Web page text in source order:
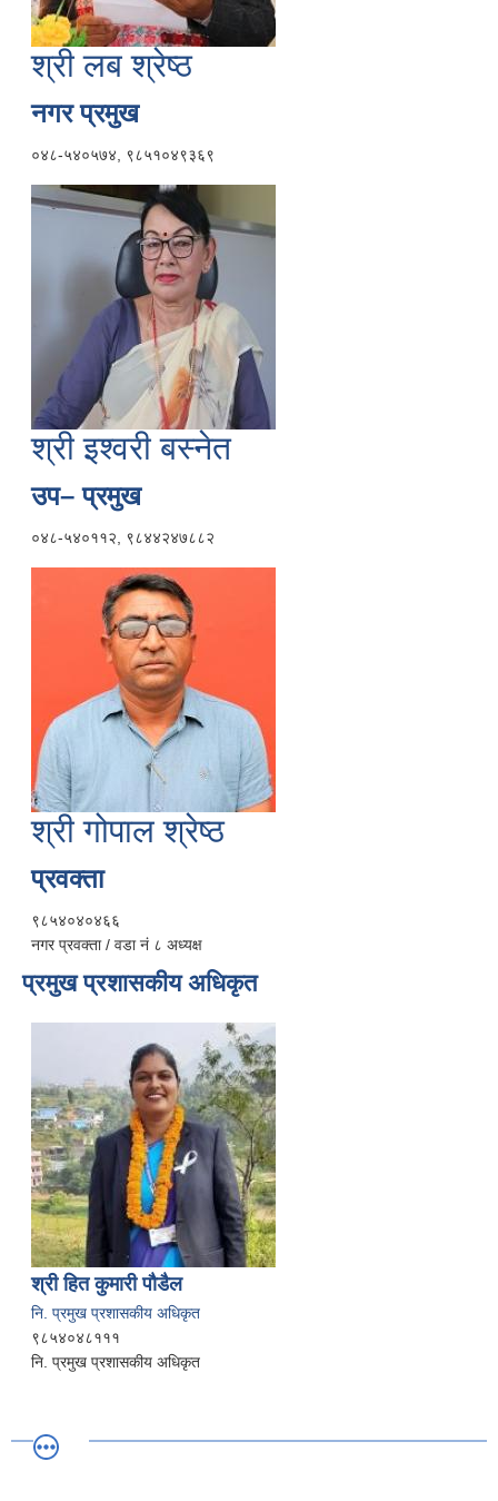
श्री लब श्रेष्ठ
नगर प्रमुख
०४८-५४०५७४, ९८५१०४९३६९
श्री इश्वरी बस्नेत
उप– प्रमुख
०४८-५४०११२, ९८४४२४७८८२
श्री गोपाल श्रेष्ठ
प्रवक्ता
९८५४०४०४६६
नगर प्रवक्ता / वडा नं ८ अध्यक्ष
प्रमुख प्रशासकीय अधिकृत
श्री हित कुमारी पौडैल
नि. प्रमुख प्रशासकीय अधिकृत
९८५४०४८१११
नि. प्रमुख प्रशासकीय अधिकृत